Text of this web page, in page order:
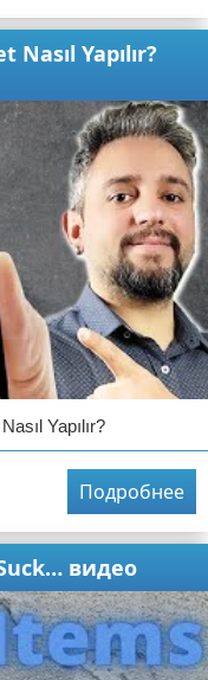
Nasıl Yapılır?
Yapılır?
Подробнее
видео